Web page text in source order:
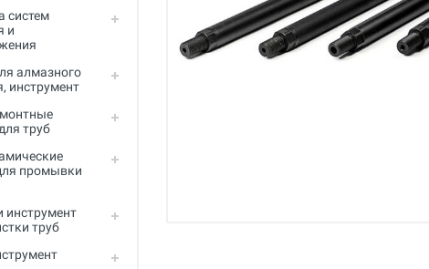
машины
труб
для
оборудование для
труб
оборудование для
труб
систем
и
алмазного
инструмент
труб
промывки
труб